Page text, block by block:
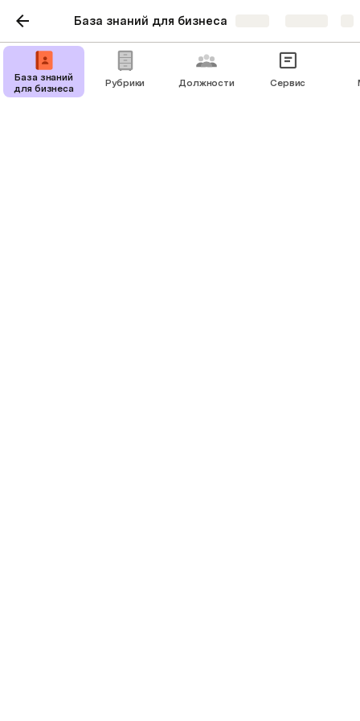
База знаний для бизнеса
Маркетолог
База знаний
для бизнеса
Рубрики Должности Сервис